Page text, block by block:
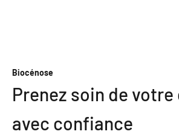
Biocénose
Prenez soin de votre
avec confiance